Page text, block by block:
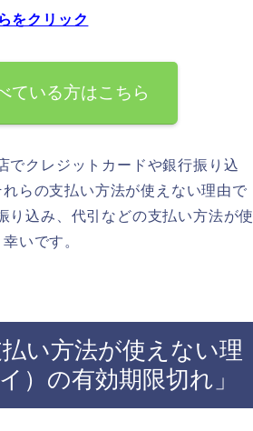
をクリック
ている方はこちら
でクレジットカードや銀行振り込
らの支払い方法が使えない理由で
込み、代引などの支払い方法が使
いです。
い方法が使えない理
）の有効期限切れ」